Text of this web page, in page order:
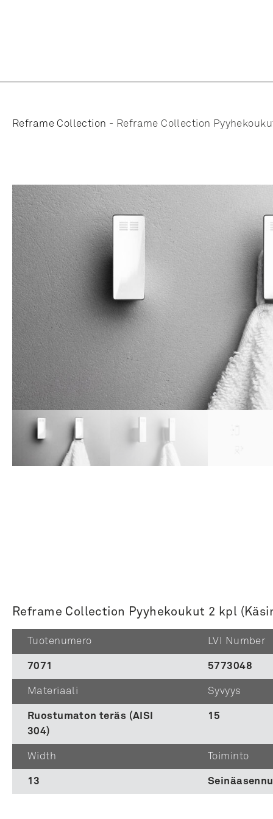
Reframe Collection - Reframe Collection
Reframe Collection Pyyhekoukut 2 kpl
Tuotenumero
7071
LVI Number
5773048
Materiaali
Ruostumaton teräs (AISI
304)
Syvyys
15
Width
13
Toiminto